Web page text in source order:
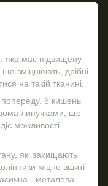
яка має підвищену
що зміцнюють, дрібні
на такій тканині.
6 кишень
липучками, що
можливості
які захищають
міцно вшиті
- металева